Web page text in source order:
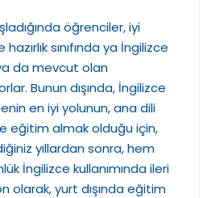
öğrenciler, iyi
sınıfında ya İngilizce
da mevcut olan
Bunun dışında, İngilizce
en iyi yolunun, ana dili
eğitim almak olduğu için,
yıllardan sonra, hem
İngilizce kullanımında ileri
olarak, yurt dışında eğitim